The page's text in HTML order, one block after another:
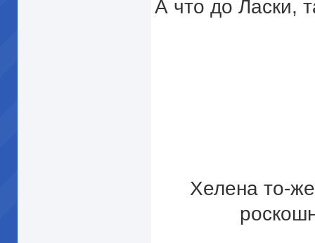
А что до Ласки,
Хелена то-